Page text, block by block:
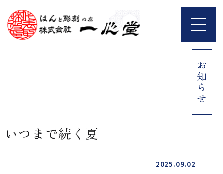
お知らせ
いつまで続く夏
2025.09.02